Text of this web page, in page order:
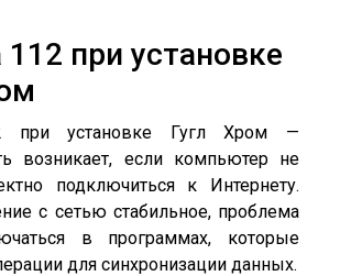
при установке
при установке Гугл Хром —
возникает, если компьютер не
подключиться к Интернету.
с сетью стабильное, проблема
в программах, которые
для синхронизации данных.